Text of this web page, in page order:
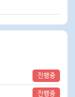
진행중
진행중